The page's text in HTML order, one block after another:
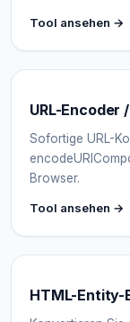
Tool ansehen →
URL-Encoder
Sofortige URL-
Browser.
Tool ansehen →
HTML-Entity-